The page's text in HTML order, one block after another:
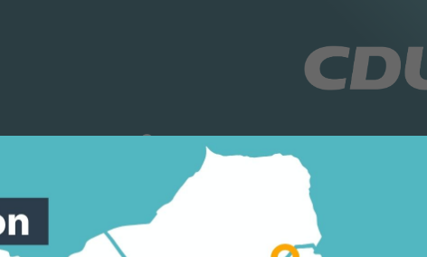
Mitmachen
ISSELMANN,